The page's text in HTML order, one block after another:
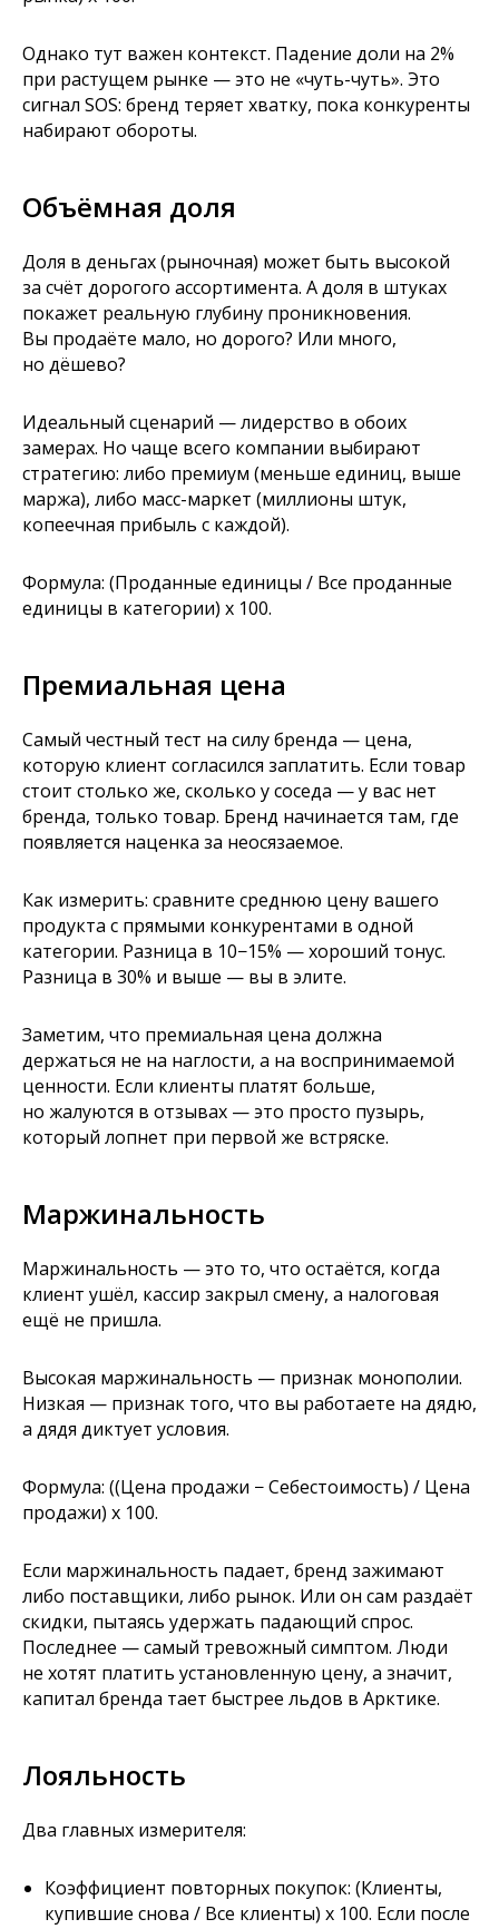
Однако тут важен контекст. Падение доли на 2%
при растущем рынке — это не «чуть-чуть». Это
сигнал SOS: бренд теряет хватку, пока конкуренты
набирают обороты.
Объёмная доля
Доля в деньгах (рыночная) может быть высокой
за счёт дорогого ассортимента. А доля в штуках
покажет реальную глубину проникновения.
Вы продаёте мало, но дорого? Или много,
но дёшево?
Идеальный сценарий — лидерство в обоих
замерах. Но чаще всего компании выбирают
стратегию: либо премиум (меньше единиц, выше
маржа), либо масс-маркет (миллионы штук,
копеечная прибыль с каждой).
Формула: (Проданные единицы / Все проданные
единицы в категории) x 100.
Премиальная цена
Самый честный тест на силу бренда — цена,
которую клиент согласился заплатить. Если товар
стоит столько же, сколько у соседа — у вас нет
бренда, только товар. Бренд начинается там, где
появляется наценка за неосязаемое.
Как измерить: сравните среднюю цену вашего
продукта с прямыми конкурентами в одной
категории. Разница в 10−15% — хороший тонус.
Разница в 30% и выше — вы в элите.
Заметим, что премиальная цена должна
держаться не на наглости, а на воспринимаемой
ценности. Если клиенты платят больше,
но жалуются в отзывах — это просто пузырь,
который лопнет при первой же встряске.
Маржинальность
Маржинальность — это то, что остаётся, когда
клиент ушёл, кассир закрыл смену, а налоговая
ещё не пришла.
Высокая маржинальность — признак монополии.
Низкая — признак того, что вы работаете на дядю,
а дядя диктует условия.
Формула: ((Цена продажи − Себестоимость) / Цена
продажи) x 100.
Если маржинальность падает, бренд зажимают
либо поставщики, либо рынок. Или он сам раздаёт
скидки, пытаясь удержать падающий спрос.
Последнее — самый тревожный симптом. Люди
не хотят платить установленную цену, а значит,
капитал бренда тает быстрее льдов в Арктике.
Лояльность
Два главных измерителя:
Коэффициент повторных покупок: (Клиенты,
купившие снова / Все клиенты) x 100. Если после